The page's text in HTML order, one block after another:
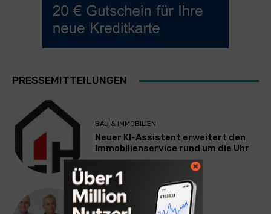
PRESSEMITTEILUNGEN
BAU & IMMOBILIEN
Neuer KI-Assistent erweitert den
Immobilienservice rund um die Uhr
WERBUNG & MARKETING